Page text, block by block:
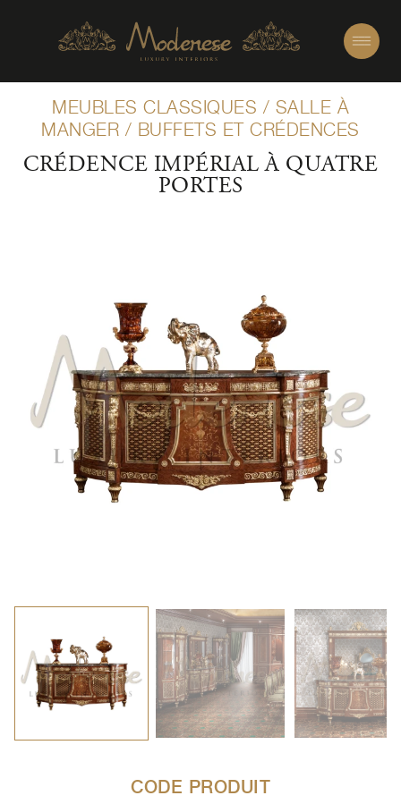
MEUBLES CLASSIQUES / SALLE À
MANGER / BUFFETS ET CRÉDENCES
CRÉDENCE IMPÉRIAL À QUATRE
PORTES
CODE PRODUIT